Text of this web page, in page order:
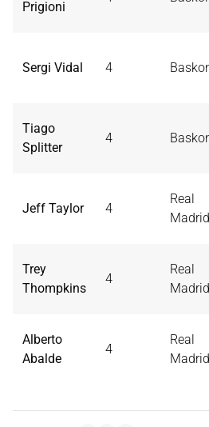
Prigioni
Sergi Vidal 4
Tiago
Splitter
4
Jeff Taylor 4
Real
Madrid
Trey
Thompkins
4
Real
Madrid
Alberto
Abalde
4
Real
Madrid